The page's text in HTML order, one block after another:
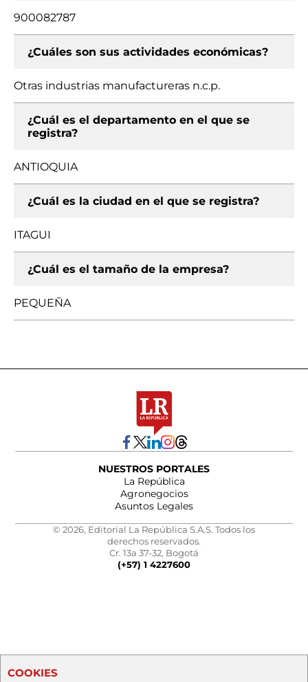
900082787
¿Cuáles son sus actividades económicas?
Otras industrias manufactureras n.c.p.
¿Cuál es el departamento en el que se
registra?
ANTIOQUIA
¿Cuál es la ciudad en el que se registra?
ITAGUI
¿Cuál es el tamaño de la empresa?
PEQUEÑA
NUESTROS PORTALES
La República
Agronegocios
Asuntos Legales
© 2026, Editorial La República S.A.S. Todos los
derechos reservados.
Cr. 13a 37-32, Bogotá
(+57) 1 4227600
COOKIES